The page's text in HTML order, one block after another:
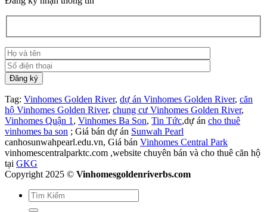
Tag: Vinhomes Golden River, dự án Vinhomes Golden River, căn
hộ Vinhomes Golden River, chung cư Vinhomes Golden River,
Vinhomes Quận 1 , Vinhomes Ba Son, Tin Tức,dự án cho thuê
vinhomes ba son ; Giá bán dự án Sunwah Pearl
canhosunwahpearl.edu.vn, Giá bán Vinhomes Central Park
vinhomescentralparktc.com ,website chuyên bán và cho thuê căn hộ
tại GKG
Copyright 2025 © Vinhomesgoldenriverbs.com